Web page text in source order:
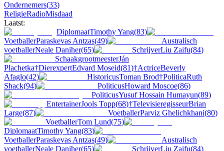
Ondernemers(33)
ReligieRadioMisdaad
Laatst:
DiplomaatTimothy Yang(83)
VoetballerParaskevas Antzas(49)
Australisch
voetballerNeale Daniher(65) SchrijverLiu Zaifu(84)
SchaakgrootmeesterJán
Plachetka†DierexpertEdvard Moseid(81)†ActriceBeverly
Afaglo(42) HistoricusToman Brod†PoliticaRuth
Shack(94) PoliticusHoward Moscoe(86)
PoliticusYusuf Hossain Humayun(89)
EntertainerJools Topp(68)†TelevisieregisseurBrian
Large(87) VoetballerParviz Ghelichkhani(80)
VoetballerTom Lund(75)
DiplomaatTimothy Yang(83)
VoetballerParaskevas Antzas(49)
Australisch
voetballerNeale Daniher(65) SchrijverLiu Zaifu(84)